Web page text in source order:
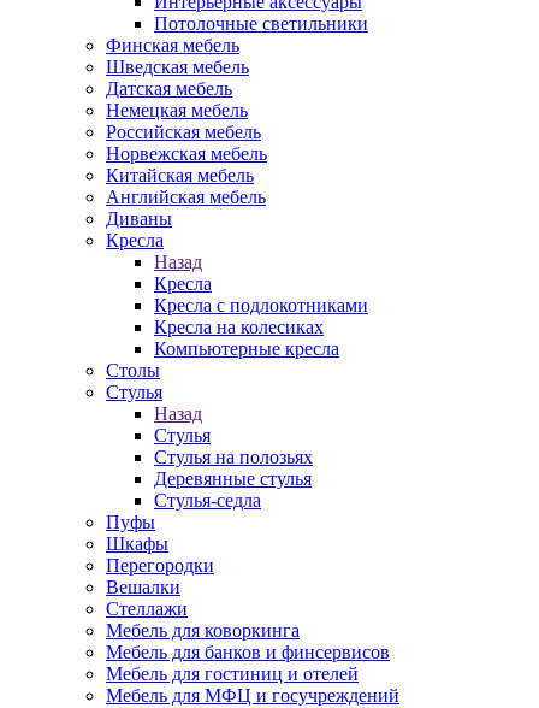
Потолочные светильники
Финская мебель
Шведская мебель
Датская мебель
Немецкая мебель
Российская мебель
Норвежская мебель
Китайская мебель
Английская мебель
Диваны
Кресла
Назад
Кресла
Кресла с подлокотниками
Кресла на колесиках
Компьютерные кресла
Столы
Стулья
Назад
Стулья
Стулья на полозьях
Деревянные стулья
Стулья-седла
Пуфы
Шкафы
Перегородки
Вешалки
Стеллажи
Мебель для коворкинга
Мебель для банков и финсервисов
Мебель для гостиниц и отелей
Мебель для МФЦ и госучреждений